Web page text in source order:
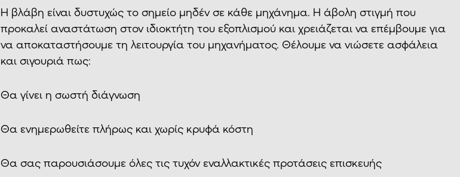
Η βλάβη είναι δυστυχώς το σημείο μηδέν σε κάθε μηχάνημα. Η άβολη στιγμή που
προκαλεί αναστάτωση στον ιδιοκτήτη του εξοπλισμού και χρειάζεται να επέμβουμε για
να αποκαταστήσουμε τη λειτουργία του μηχανήματος. Θέλουμε να νιώσετε ασφάλεια
και σιγουριά πως:
Θα γίνει η σωστή διάγνωση
Θα ενημερωθείτε πλήρως και χωρίς κρυφά κόστη
Θα σας παρουσιάσουμε όλες τις τυχόν εναλλακτικές προτάσεις επισκευής